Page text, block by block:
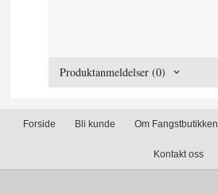
Produktanmeldelser (0)
Forside Bli kunde Om Fangstbutikken
Kontakt oss